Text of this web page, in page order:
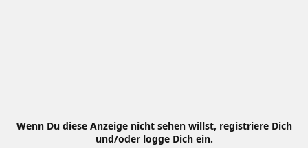
Wenn Du diese Anzeige nicht sehen willst, registriere Dich
und/oder logge Dich ein.